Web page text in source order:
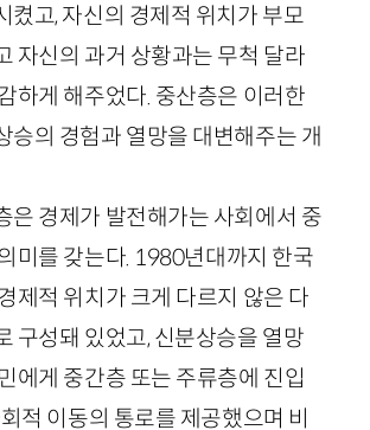
켰고, 자신의 경제적 위치가 부모
자신의 과거 상황과는 무척 달라
하게 해주었다. 중산층은 이러한
승의 경험과 열망을 대변해주는 개
은 경제가 발전해가는 사회에서 중
미를 갖는다. 1980년대까지 한국
제적 위치가 크게 다르지 않은 다
구성돼 있었고, 신분상승을 열망
에게 중간층 또는 주류층에 진입
적 이동의 통로를 제공했으며 비